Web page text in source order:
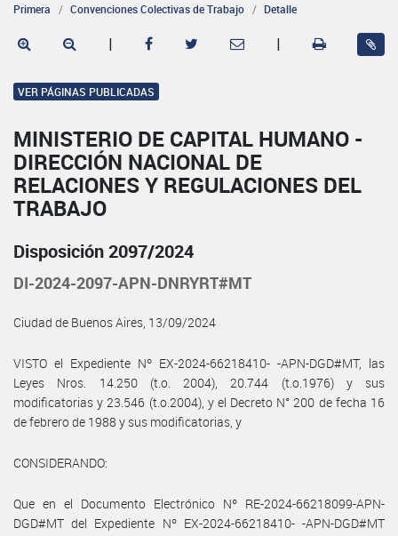
Primera Convenciones Colectivas de Trabajo Detalle
| |
VER PÁGINAS PUBLICADAS
MINISTERIO DE CAPITAL HUMANO -
DIRECCIÓN NACIONAL DE
RELACIONES Y REGULACIONES DEL
TRABAJO
Disposición 2097/2024
DI-2024-2097-APN-DNRYRT#MT
Ciudad de Buenos Aires, 13/09/2024
VISTO el Expediente Nº EX-2024-66218410- -APN-DGD#MT, las
Leyes Nros. 14.250 (t.o. 2004), 20.744 (t.o.1976) y sus
modificatorias y 23.546 (t.o.2004), y el Decreto N° 200 de fecha 16
de febrero de 1988 y sus modificatorias, y
CONSIDERANDO:
Que en el Documento Electrónico Nº RE-2024-66218099-APN-
DGD#MT del Expediente Nº EX-2024-66218410- -APN-DGD#MT